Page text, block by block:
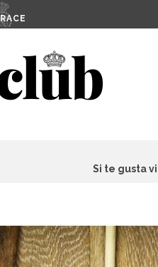
RACE
Si te gusta